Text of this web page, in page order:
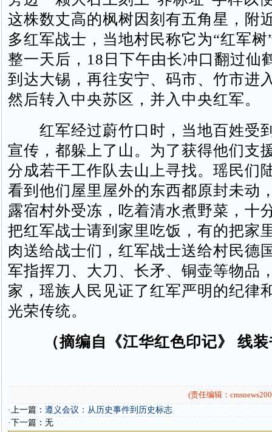
这株数丈高的枫树因刻有五角星，附
多红军战士，当地村民称它为“红军
整一天后，18日下午由长冲口翻过仙
到达大锡，再往安宁、码市、竹市进
然后转入中央苏区，并入中央红军。
红军经过蔚竹口时，当地百姓受
宣传，都躲上了山。为了获得他们支
分成若干工作队去山上寻找。瑶民们
看到他们屋里屋外的东西都原封未动
露宿村外受冻，吃着清水煮野菜，十
把红军战士请到家里吃饭，有的把家
肉送给战士们，红军战士送给村民德
军指挥刀、大刀、长矛、铜壶等物品
家，瑶族人民见证了红军严明的纪律
光荣传统。
（摘编自《江华红色印记》 线装
(责任编辑：
·上一篇： 遵义会议：从历史事件到历史标志
·下一篇：无